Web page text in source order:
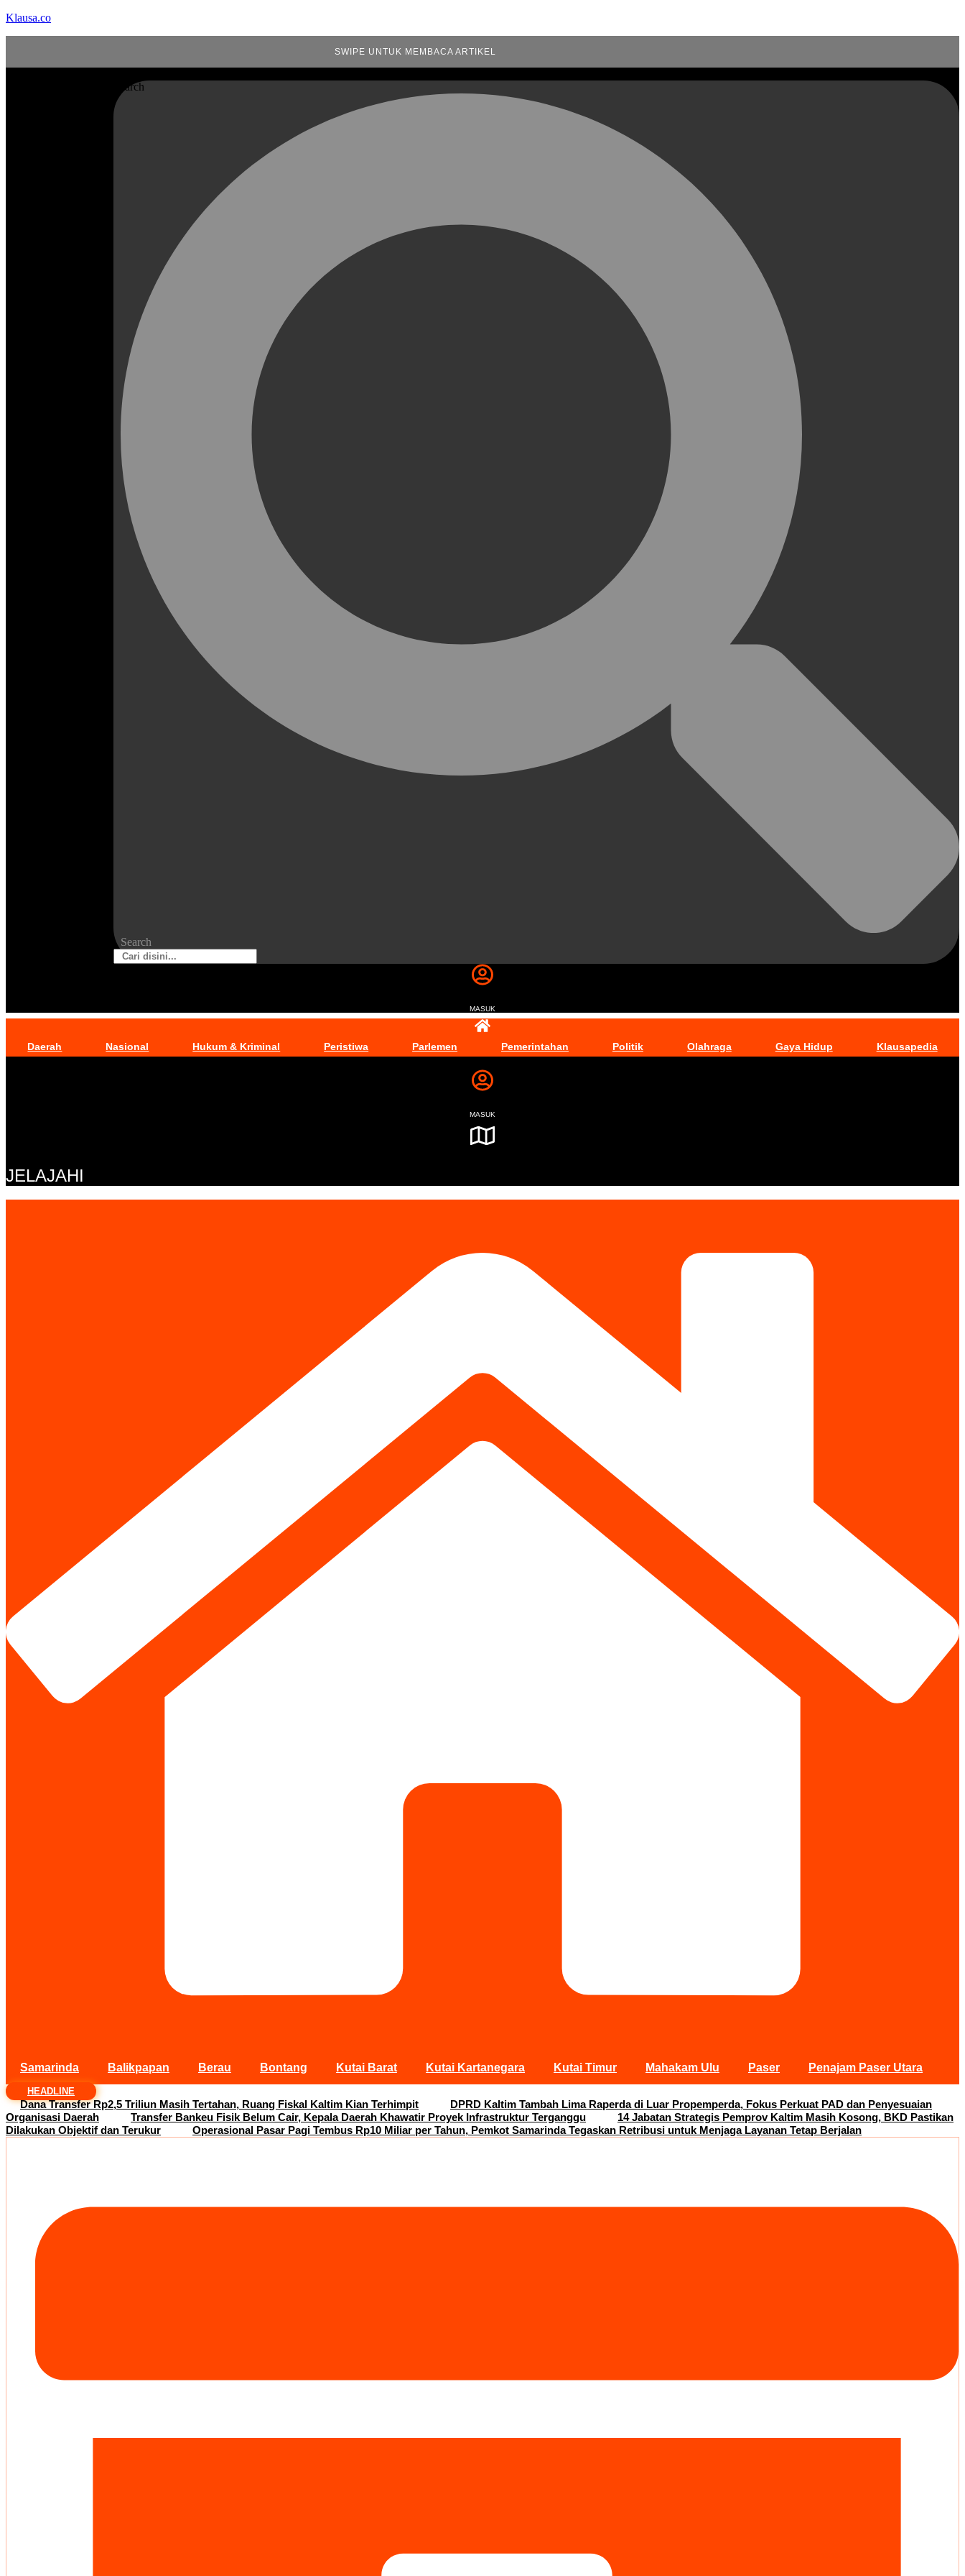
Klausa.co
SWIPE UNTUK MEMBACA ARTIKEL
Search
Search
MASUK
Daerah Nasional Hukum & Kriminal Peristiwa Parlemen Pemerintahan Politik Olahraga Gaya Hidup Klausapedia
MASUK
JELAJAHI
Samarinda Balikpapan Berau Bontang Kutai Barat Kutai Kartanegara Kutai Timur Mahakam Ulu Paser Penajam Paser Utara
HEADLINE
Dana Transfer Rp2,5 Triliun Masih Tertahan, Ruang Fiskal Kaltim Kian Terhimpit
DPRD Kaltim Tambah Lima Raperda di Luar Propemperda, Fokus Perkuat PAD dan Penyesuaian
Organisasi Daerah
Transfer Bankeu Fisik Belum Cair, Kepala Daerah Khawatir Proyek Infrastruktur Terganggu
14 Jabatan Strategis Pemprov Kaltim Masih Kosong, BKD Pastikan
Dilakukan Objektif dan Terukur
Operasional Pasar Pagi Tembus Rp10 Miliar per Tahun, Pemkot Samarinda Tegaskan Retribusi untuk Menjaga Layanan Tetap Berjalan